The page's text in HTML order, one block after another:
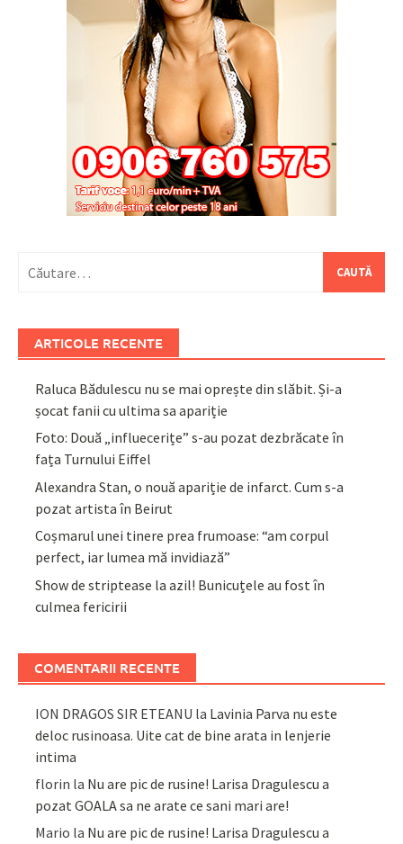
după:
ARTICOLE RECENTE
Raluca Bădulescu nu se mai oprește din slăbit. Și-a
șocat fanii cu ultima sa apariție
Foto: Două „influecerițe” s-au pozat dezbrăcate în
fața Turnului Eiffel
Alexandra Stan, o nouă apariție de infarct. Cum s-a
pozat artista în Beirut
Coșmarul unei tinere prea frumoase: “am corpul
perfect, iar lumea mă invidiază”
Show de striptease la azil! Bunicuțele au fost în
culmea fericirii
COMENTARII RECENTE
ION DRAGOS SIR ETEANU la Lavinia Parva nu este
deloc rusinoasa. Uite cat de bine arata in lenjerie
intima
florin la Nu are pic de rusine! Larisa Dragulescu a
pozat GOALA sa ne arate ce sani mari are!
Mario la Nu are pic de rusine! Larisa Dragulescu a